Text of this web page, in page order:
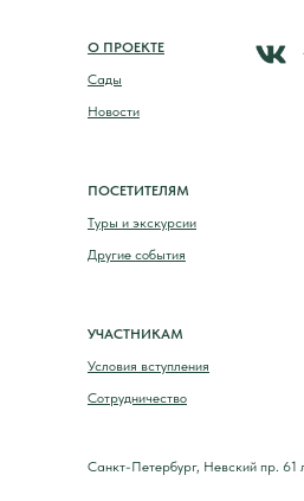
О ПРОЕКТЕ
Сады
Новости
ПОСЕТИТЕЛЯМ
Туры и экскурсии
Другие события
УЧАСТНИКАМ
Условия вступления
Сотрудничество
Санкт-Петербург, Невский пр. 61